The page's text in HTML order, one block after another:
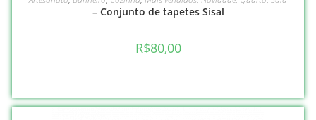
– Conjunto de tapetes Sisal
R$80,00